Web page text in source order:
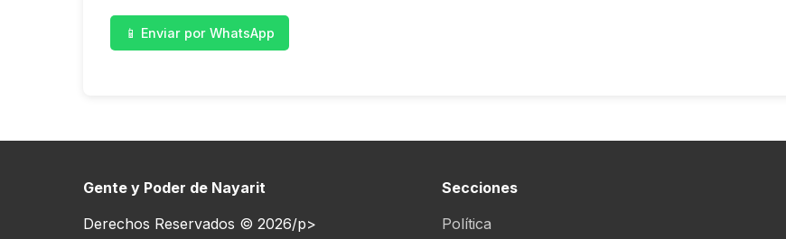
📱 Enviar por WhatsApp
Gente y Poder de Nayarit
Derechos Reservados © 2026/p>
Secciones
Política